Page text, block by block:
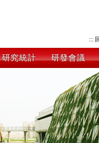
:::
研究統計 研發會議